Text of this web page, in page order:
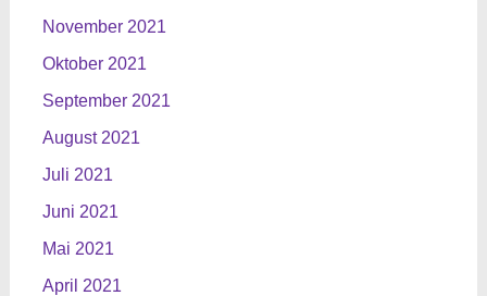
November 2021
Oktober 2021
September 2021
August 2021
Juli 2021
Juni 2021
Mai 2021
April 2021